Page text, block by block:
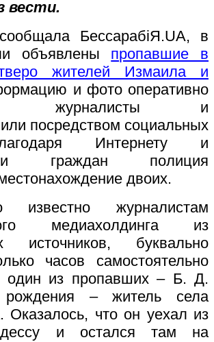
вести.
БессарабiЯ.UA, в
объявлены пропавшие в
жителей Измаила и
и фото оперативно
журналисты и
посредством социальных
Интернету и
граждан полиция
двоих.
известно журналистам
медиахолдинга из
источников, буквально
часов самостоятельно
один из пропавших – Б. Д.
– житель села
Оказалось, что он уехал из
и остался там на